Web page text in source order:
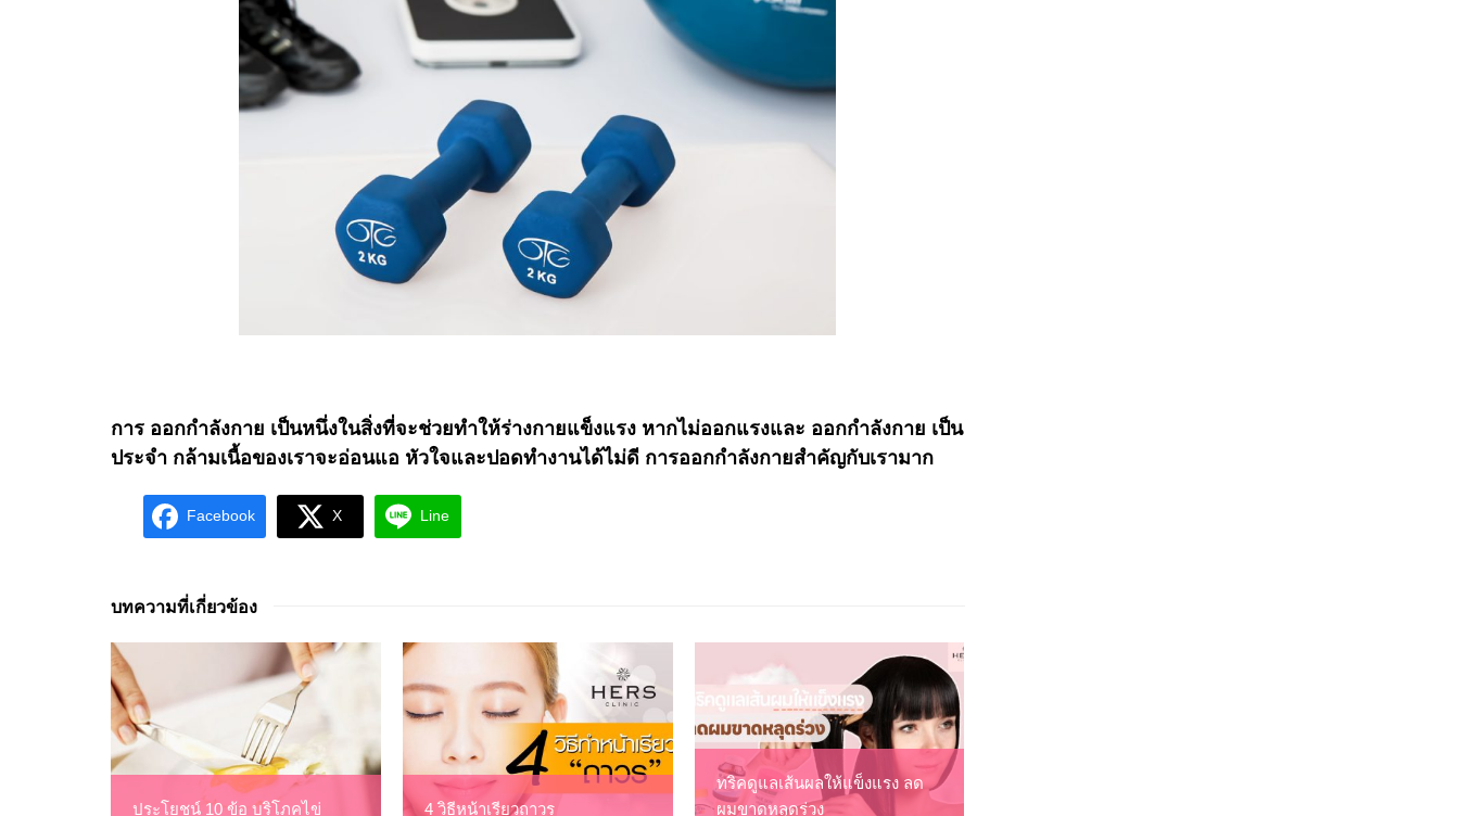
การ ออกกำลังกาย เป็นหนึ่งในสิ่งที่จะช่วยทำให้ร่างกายแข็งแรง หากไม่ออกแรงและ ออกกำลังกาย เป็น
ประจำ กล้ามเนื้อของเราจะอ่อนแอ หัวใจและปอดทำงานได้ไม่ดี การออกกำลังกายสำคัญกับเรามาก
Facebook X Line
บทความที่เกี่ยวข้อง
ประโยชน์ 10 ข้อ บริโภคไข่ 4 วิธีหน้าเรียวถาวร
ทริคดูแลเส้นผลให้แข็งแรง ลด
ผมขาดหลุดร่วง